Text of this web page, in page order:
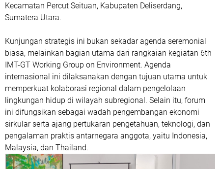
Kecamatan Percut Seituan, Kabupaten Deliserdang,
Sumatera Utara.
Kunjungan strategis ini bukan sekadar agenda seremonial
biasa, melainkan bagian utama dari rangkaian kegiatan 6th
IMT-GT Working Group on Environment. Agenda
internasional ini dilaksanakan dengan tujuan utama untuk
memperkuat kolaborasi regional dalam pengelolaan
lingkungan hidup di wilayah subregional. Selain itu, forum
ini difungsikan sebagai wadah pengembangan ekonomi
sirkular serta ajang pertukaran pengetahuan, teknologi, dan
pengalaman praktis antarnegara anggota, yaitu Indonesia,
Malaysia, dan Thailand.